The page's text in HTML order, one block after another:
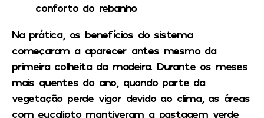
conforto do rebanho
Na prática, os benefícios do sistema
começaram a aparecer antes mesmo da
primeira colheita da madeira. Durante os meses
mais quentes do ano, quando parte da
vegetação perde vigor devido ao clima, as áreas
com eucalipto mantiveram a pastagem verde